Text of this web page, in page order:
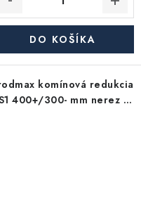
DO KOŠÍKA
komínová redukcia
300- mm nerez -